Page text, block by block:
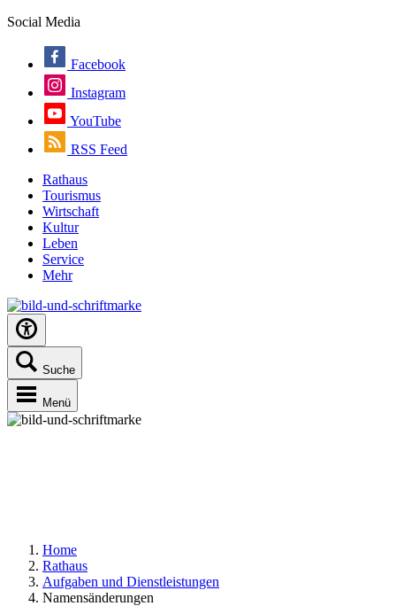
Social Media
Facebook
Instagram
YouTube
RSS Feed
Rathaus
Tourismus
Wirtschaft
Kultur
Leben
Service
Mehr
Suche
Menü
Home
Rathaus
Aufgaben und Dienstleistungen
Namensänderungen